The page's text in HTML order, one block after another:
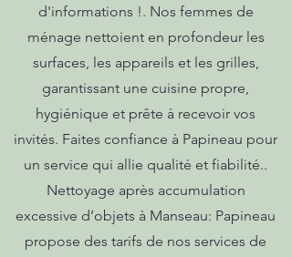
d'informations !. Nos femmes de
ménage nettoient en profondeur les
surfaces, les appareils et les grilles,
garantissant une cuisine propre,
hygiénique et prête à recevoir vos
invités. Faites confiance à Papineau pour
un service qui allie qualité et fiabilité..
Nettoyage après accumulation
excessive d’objets à Manseau: Papineau
propose des tarifs de nos services de